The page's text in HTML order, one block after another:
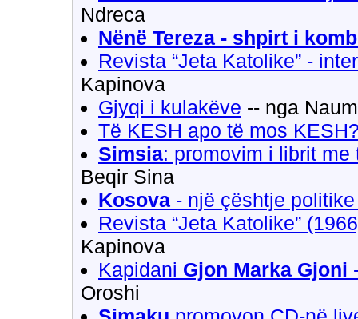
Ndreca
Nënë Tereza - shpirt i
Revista “Jeta Katolike” -
Kapinova
Gjyqi i kulakëve -- nga
Të KESH apo të mos
Simsia: promovim i librit
Beqir Sina
Kosova - një çështje
Revista “Jeta Katolike”
Kapinova
Kapidani Gjon Marka Gjoni
Oroshi